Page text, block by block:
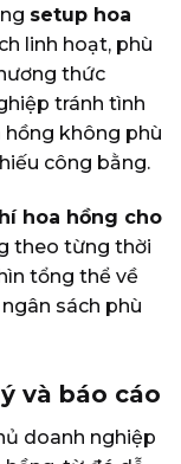
setup hoa
linh hoạt, phù
thức
tránh tình
không phù
công bằng.
hoa hồng cho
theo từng thời
tổng thể về
sách phù
và báo cáo
doanh nghiệp